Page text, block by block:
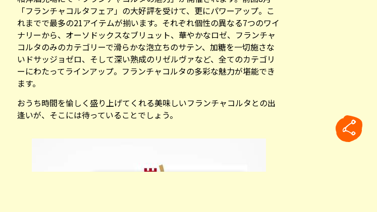
「フランチャコルタフェア」の大好評を受けて、更にパワーアップ。こ
れまでで最多の21アイテムが揃います。それぞれ個性の異なる7つのワイ
ナリーから、オーソドックスなブリュット、華やかなロゼ、フランチャ
コルタのみのカテゴリーで滑らかな泡立ちのサテン、加糖を一切施さな
いドサッジョゼロ、そして深い熟成のリゼルヴァなど、全てのカテゴリ
ーにわたってラインアップ。フランチャコルタの多彩な魅力が堪能でき
ます。
おうち時間を愉しく盛り上げてくれる美味しいフランチャコルタとの出
逢いが、そこには待っていることでしょう。